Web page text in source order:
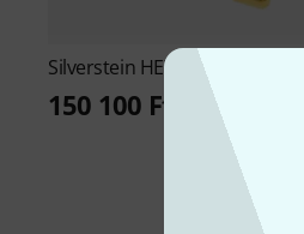
Silverstein HEXA Gold Gen.5
150 100 Ft